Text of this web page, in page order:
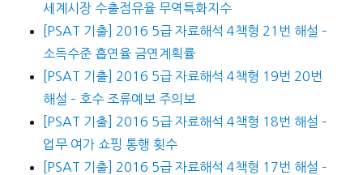
세계시장 수출점유율 무역특화지수
[PSAT 기출] 2016 5급 자료해석 4책형 21번 해설 –
소득수준 흡연율 금연계획률
[PSAT 기출] 2016 5급 자료해석 4책형 19번 20번
해설 – 호수 조류예보 주의보
[PSAT 기출] 2016 5급 자료해석 4책형 18번 해설 –
업무 여가 쇼핑 통행 횟수
[PSAT 기출] 2016 5급 자료해석 4책형 17번 해설 –